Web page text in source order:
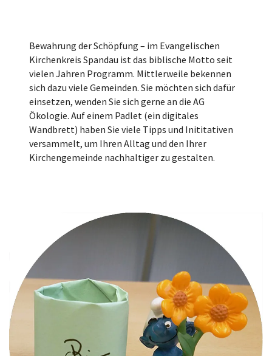
Bewahrung der Schöpfung – im Evangelischen
Kirchenkreis Spandau ist das biblische Motto seit
vielen Jahren Programm. Mittlerweile bekennen
sich dazu viele Gemeinden. Sie möchten sich dafür
einsetzen, wenden Sie sich gerne an die AG
Ökologie. Auf einem Padlet (ein digitales
Wandbrett) haben Sie viele Tipps und Inititativen
versammelt, um Ihren Alltag und den Ihrer
Kirchengemeinde nachhaltiger zu gestalten.